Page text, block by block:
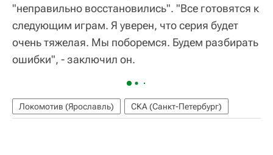
"неправильно восстановились". "Все готовятся к
следующим играм. Я уверен, что серия будет
очень тяжелая. Мы поборемся. Будем разбирать
ошибки", - заключил он.
Локомотив (Ярославль) СКА (Санкт-Петербург)